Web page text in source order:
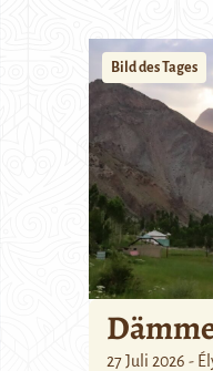
Bild des Tages
27 Juli 2026 -